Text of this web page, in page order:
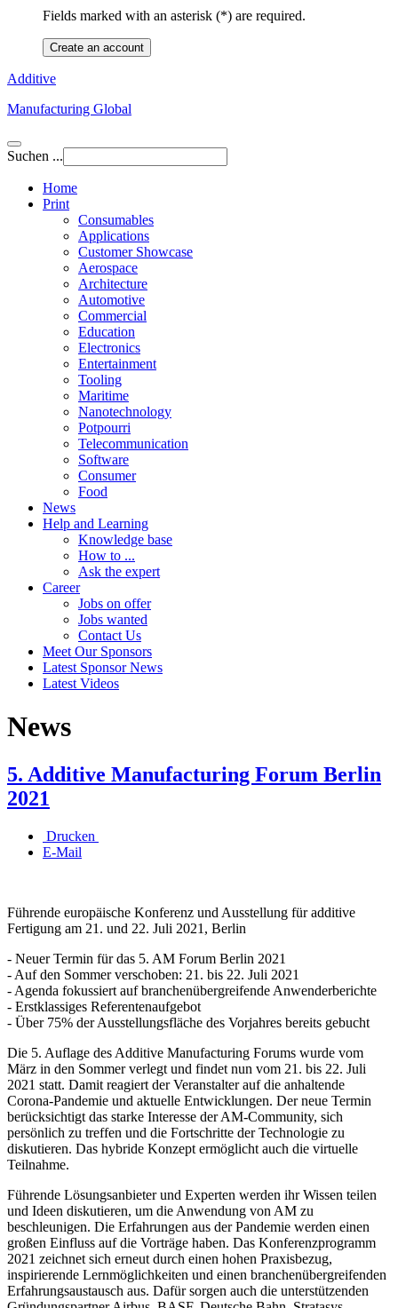
Fields marked with an asterisk (*) are required.
Create an account
Additive
Manufacturing Global
Suchen ...
Home
Print
Consumables
Applications
Customer Showcase
Aerospace
Architecture
Automotive
Commercial
Education
Electronics
Entertainment
Tooling
Maritime
Nanotechnology
Potpourri
Telecommunication
Software
Consumer
Food
News
Help and Learning
Knowledge base
How to ...
Ask the expert
Career
Jobs on offer
Jobs wanted
Contact Us
Meet Our Sponsors
Latest Sponsor News
Latest Videos
News
5. Additive Manufacturing Forum Berlin
2021
Drucken
E-Mail
Führende europäische Konferenz und Ausstellung für additive
Fertigung am 21. und 22. Juli 2021, Berlin
- Neuer Termin für das 5. AM Forum Berlin 2021
- Auf den Sommer verschoben: 21. bis 22. Juli 2021
- Agenda fokussiert auf branchenübergreifende Anwenderberichte
- Erstklassiges Referentenaufgebot
- Über 75% der Ausstellungsfläche des Vorjahres bereits gebucht
Die 5. Auflage des Additive Manufacturing Forums wurde vom
März in den Sommer verlegt und findet nun vom 21. bis 22. Juli
2021 statt. Damit reagiert der Veranstalter auf die anhaltende
Corona-Pandemie und aktuelle Entwicklungen. Der neue Termin
berücksichtigt das starke Interesse der AM-Community, sich
persönlich zu treffen und die Fortschritte der Technologie zu
diskutieren. Das hybride Konzept ermöglicht auch die virtuelle
Teilnahme.
Führende Lösungsanbieter und Experten werden ihr Wissen teilen
und Ideen diskutieren, um die Anwendung von AM zu
beschleunigen. Die Erfahrungen aus der Pandemie werden einen
großen Einfluss auf die Vorträge haben. Das Konferenzprogramm
2021 zeichnet sich erneut durch einen hohen Praxisbezug,
inspirierende Lernmöglichkeiten und einen branchenübergreifenden
Erfahrungsaustausch aus. Dafür sorgen auch die unterstützenden